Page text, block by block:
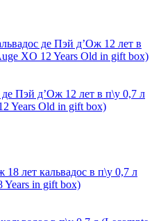
Пэй д’Ож 12 лет в п\у 0,7 л
Years Old in gift box)